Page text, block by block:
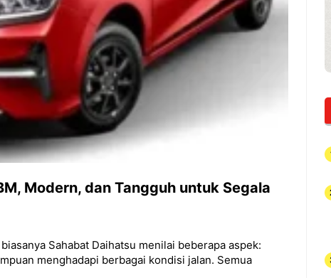
Modern, dan Tangguh untuk Segala
Sahabat Daihatsu menilai beberapa aspek:
menghadapi berbagai kondisi jalan. Semua
Dari Iseng Jadi Cuan: Kisah
TUM_ATUL yang Ubah
Hampers Jadi Bisnis Kece
7 Menu
Restora
n